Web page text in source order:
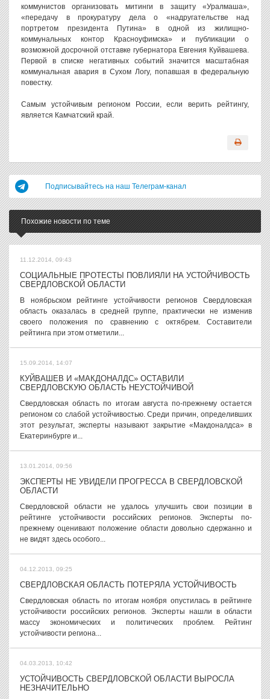
коммунистов организовать митинги в защиту «Уралмаша»,
«передачу в прокуратуру дела о «надругательстве над
портретом президента Путина» в одной из жилищно-
коммунальных контор Красноуфимска» и публикации о
возможной досрочной отставке губернатора Евгения Куйвашева.
Первой в списке негативных событий значится масштабная
коммунальная авария в Сухом Логу, попавшая в федеральную
повестку.
Самым устойчивым регионом России, если верить рейтингу,
является Камчатский край.
Подписывайтесь на наш Телеграм-канал
Похожие новости по теме
11.12.2014, 09:43
СОЦИАЛЬНЫЕ ПРОТЕСТЫ ПОВЛИЯЛИ НА УСТОЙЧИВОСТЬ
СВЕРДЛОВСКОЙ ОБЛАСТИ
В ноябрьском рейтинге устойчивости регионов Свердловская
область оказалась в средней группе, практически не изменив
своего положения по сравнению с октябрем. Составители
рейтинга при этом отметили...
15.09.2014, 14:07
КУЙВАШЕВ И «МАКДОНАЛДС» ОСТАВИЛИ
СВЕРДЛОВСКУЮ ОБЛАСТЬ НЕУСТОЙЧИВОЙ
Свердловская область по итогам августа по-прежнему остается
регионом со слабой устойчивостью. Среди причин, определивших
этот результат, эксперты называют закрытие «Макдоналдса» в
Екатеринбурге и...
13.01.2014, 09:56
ЭКСПЕРТЫ НЕ УВИДЕЛИ ПРОГРЕССА В СВЕРДЛОВСКОЙ
ОБЛАСТИ
Свердловской области не удалось улучшить свои позиции в
рейтинге устойчивости российских регионов. Эксперты по-
прежнему оценивают положение области довольно сдержанно и
не видят здесь особого...
04.12.2013, 09:25
СВЕРДЛОВСКАЯ ОБЛАСТЬ ПОТЕРЯЛА УСТОЙЧИВОСТЬ
Свердловская область по итогам ноября опустилась в рейтинге
устойчивости российских регионов. Эксперты нашли в области
массу экономических и политических проблем. Рейтинг
устойчивости региона...
04.03.2013, 10:42
УСТОЙЧИВОСТЬ СВЕРДЛОВСКОЙ ОБЛАСТИ ВЫРОСЛА
НЕЗНАЧИТЕЛЬНО